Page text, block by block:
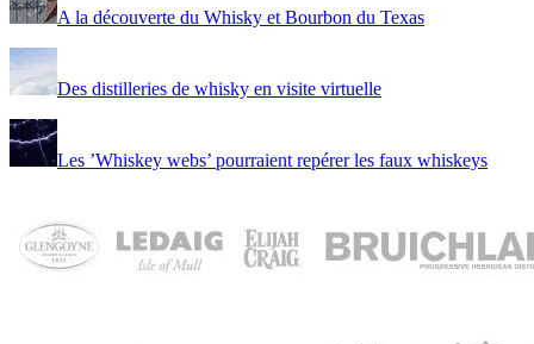
A la découverte du Whisky et Bourbon du Texas
Des distilleries de whisky en visite virtuelle
Les ’Whiskey webs’ pourraient repérer les faux whiskeys